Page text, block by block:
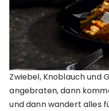
Zwiebel, Knoblauch und
angebraten, dann
und dann wandert alles